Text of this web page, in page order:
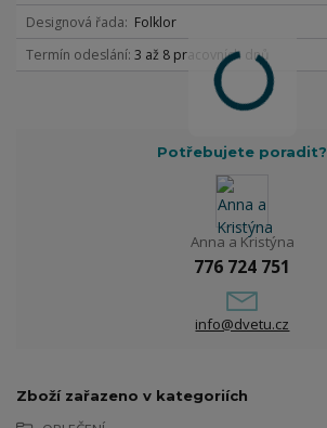
Designová řada
Folklor
Termín odeslání 3 až 8 pracovních dnů
Potřebujete poradit?
Anna a Kristýna
776 724 751
info@dvetu.cz
Zboží zařazeno v kategoriích